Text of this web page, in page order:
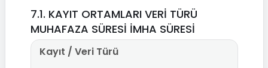
7.1. KAYIT ORTAMLARI VERİ TÜRÜ
MUHAFAZA SÜRESİ İMHA SÜRESİ
Kayıt / Veri Türü